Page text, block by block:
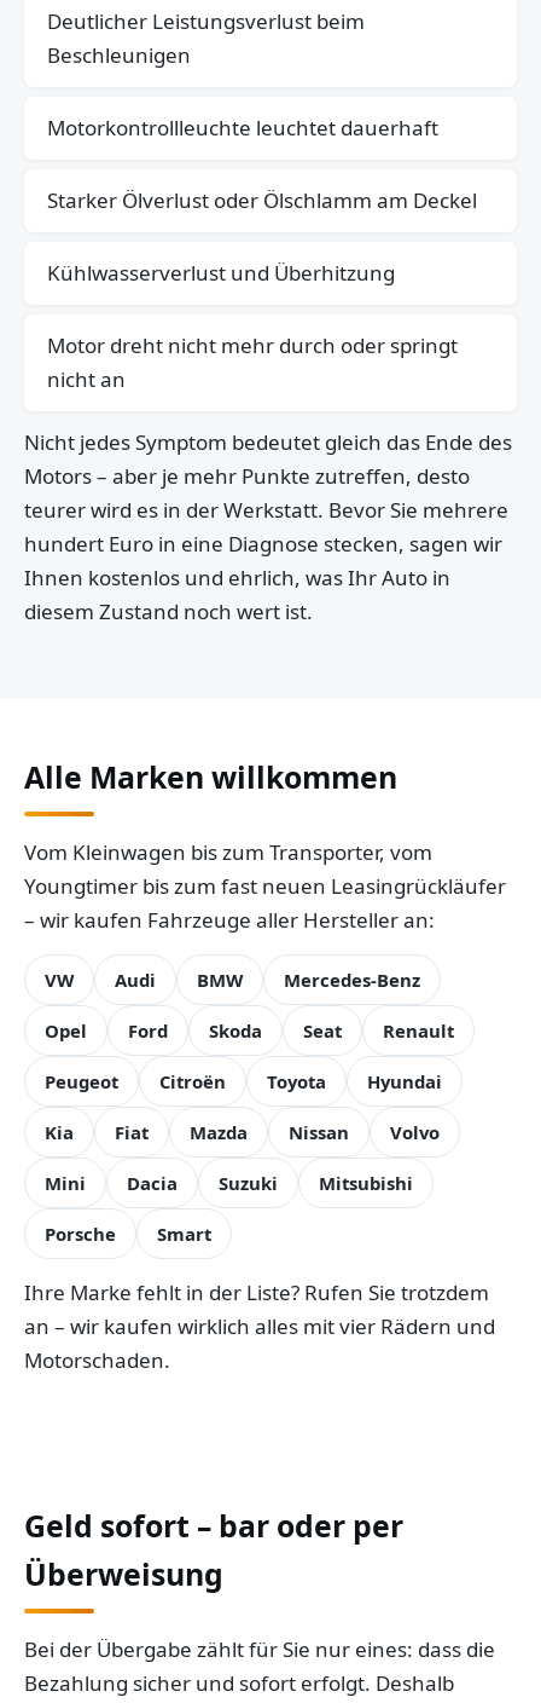
Deutlicher Leistungsverlust beim
Beschleunigen
Motorkontrollleuchte leuchtet dauerhaft
Starker Ölverlust oder Ölschlamm am Deckel
Kühlwasserverlust und Überhitzung
Motor dreht nicht mehr durch oder springt
nicht an
Nicht jedes Symptom bedeutet gleich das Ende des
Motors – aber je mehr Punkte zutreffen, desto
teurer wird es in der Werkstatt. Bevor Sie mehrere
hundert Euro in eine Diagnose stecken, sagen wir
Ihnen kostenlos und ehrlich, was Ihr Auto in
diesem Zustand noch wert ist.
Alle Marken willkommen
Vom Kleinwagen bis zum Transporter, vom
Youngtimer bis zum fast neuen Leasingrückläufer
– wir kaufen Fahrzeuge aller Hersteller an:
VW Audi BMW Mercedes-Benz
Opel Ford Skoda Seat Renault
Peugeot Citroën Toyota Hyundai
Kia Fiat Mazda Nissan Volvo
Mini Dacia Suzuki Mitsubishi
Porsche Smart
Ihre Marke fehlt in der Liste? Rufen Sie trotzdem
an – wir kaufen wirklich alles mit vier Rädern und
Motorschaden.
Geld sofort – bar oder per
Überweisung
Bei der Übergabe zählt für Sie nur eines: dass die
Bezahlung sicher und sofort erfolgt. Deshalb